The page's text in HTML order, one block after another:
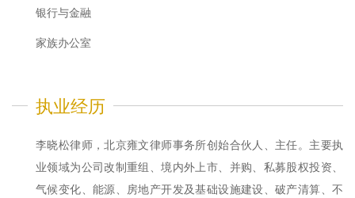
银行与金融
家族办公室
执业经历
李晓松律师，北京雍文律师事务所创始合伙人、主任。主要执
业领域为公司改制重组、境内外上市、并购、私募股权投资、
气候变化、能源、房地产开发及基础设施建设、破产清算、不